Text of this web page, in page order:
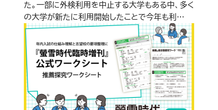
た。一部に外検利用を中止する大学もある中、多く
の大学が新たに利用開始したことで今年も利…